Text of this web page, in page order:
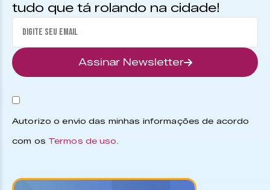
tudo que tá rolando na cidade!
Assinar Newsletter
Autorizo o envio das minhas informações de acordo
com os Termos de uso.